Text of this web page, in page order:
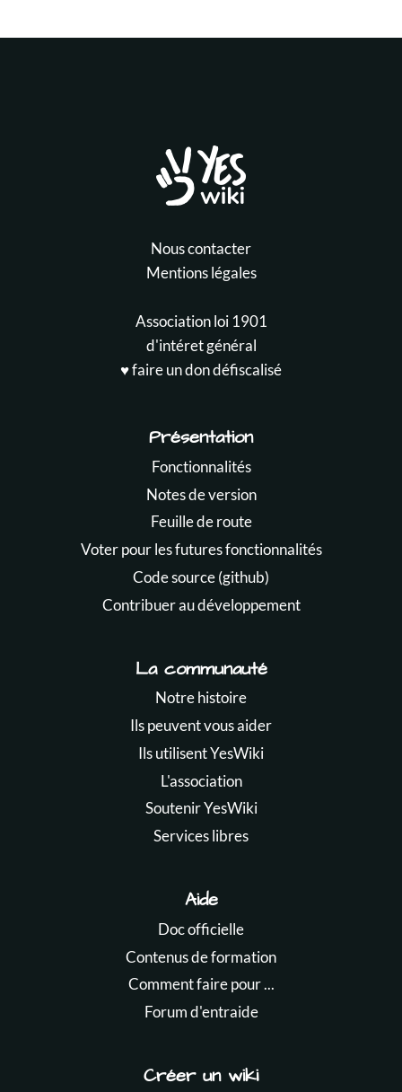
Nous contacter
Mentions légales
Association loi 1901
d'intéret général
♥️ faire un don défiscalisé
Présentation
Fonctionnalités
Notes de version
Feuille de route
Voter pour les futures fonctionnalités
Code source (github)
Contribuer au développement
La communauté
Notre histoire
Ils peuvent vous aider
Ils utilisent YesWiki
L'association
Soutenir YesWiki
Services libres
Aide
Doc officielle
Contenus de formation
Comment faire pour ...
Forum d'entraide
Créer un wiki